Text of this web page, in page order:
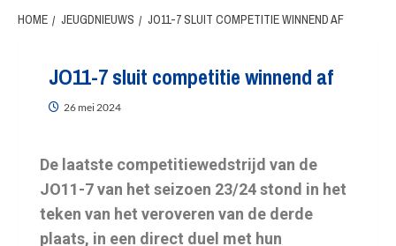
HOME JEUGDNIEUWS JO11-7 SLUIT COMPETITIE WINNEND AF
JO11-7 sluit competitie winnend af
26 mei 2024
De laatste competitiewedstrijd van de
JO11-7 van het seizoen 23/24 stond in het
teken van het veroveren van de derde
plaats, in een direct duel met hun